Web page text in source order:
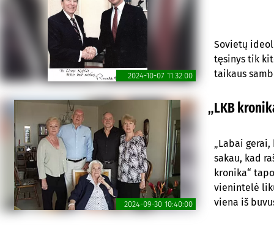
Sovietų
tęsinys tik
taikaus
2024-10-07 11:32:00
„LKB
„Labai
sakau, kad
kronika“
vienintelė
viena iš
2024-09-30 10:40:00